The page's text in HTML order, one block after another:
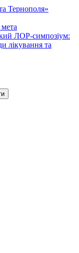
Тернополя»
мета
ЛОР-симпозіум:
лікування та